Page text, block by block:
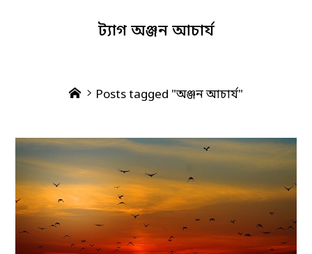
ট্যাগ অঞ্জন আচার্য
HomePosts tagged "অঞ্জন আচার্য"